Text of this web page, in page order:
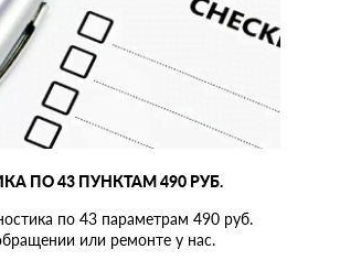
ПО 43 ПУНКТАМ 490 РУБ.
по 43 параметрам 490 руб.
или ремонте у нас.